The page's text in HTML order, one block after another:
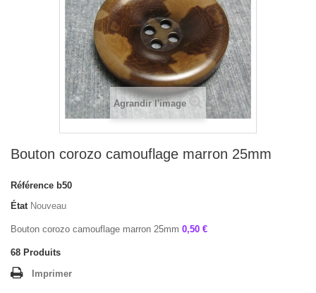
Agrandir l'image
Bouton corozo camouflage marron 25mm
Référence b50
État Nouveau
Bouton corozo camouflage marron 25mm 0,50 €
68 Produits
Imprimer